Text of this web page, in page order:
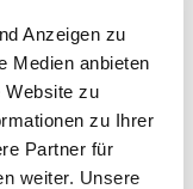
Anzeigen zu
Medien anbieten
Website zu
zu Ihrer
Partner für
weiter. Unsere